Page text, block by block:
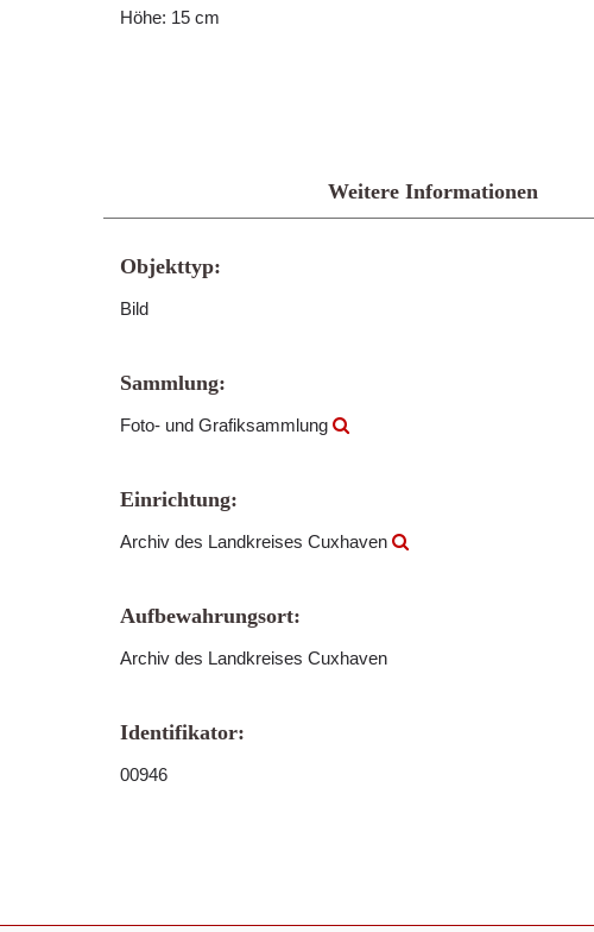
Höhe: 15 cm
Weitere Informationen
Objekttyp:
Bild
Sammlung:
Foto- und Grafiksammlung
Einrichtung:
Archiv des Landkreises Cuxhaven
Aufbewahrungsort:
Archiv des Landkreises Cuxhaven
Identifikator:
00946